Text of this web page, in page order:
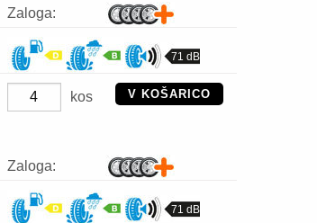
Zaloga:
71 dB
kos V KOŠARICO
Zaloga:
71 dB